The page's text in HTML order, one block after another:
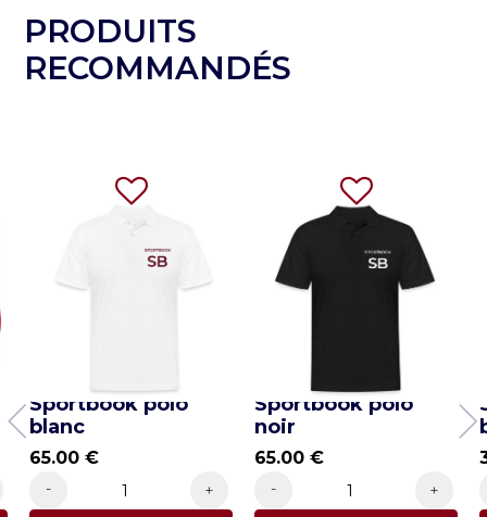
PRODUITS
RECOMMANDÉS
Sportbook polo
blanc
65.00€
- +
Sportbook polo
noir
65.00€
- +